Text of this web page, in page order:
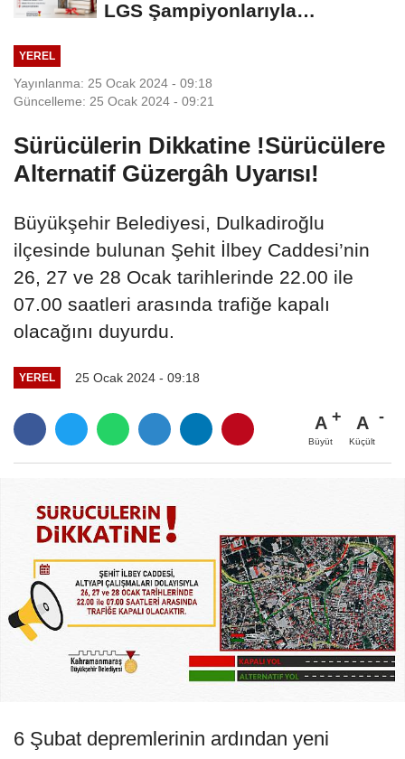
LGS Şampiyonlarıyla
YEREL
Yayınlanma: 25 Ocak 2024 - 09:18
Güncelleme: 25 Ocak 2024 - 09:21
Sürücülerin Dikkatine !Sürücülere
Alternatif Güzergâh Uyarısı!
Büyükşehir Belediyesi, Dulkadiroğlu
ilçesinde bulunan Şehit İlbey Caddesi’nin
26, 27 ve 28 Ocak tarihlerinde 22.00 ile
07.00 saatleri arasında trafiğe kapalı
olacağını duyurdu.
YEREL 25 Ocak 2024 - 09:18
A
Büyüt
A
Küçült
6 Şubat depremlerinin ardından yeni